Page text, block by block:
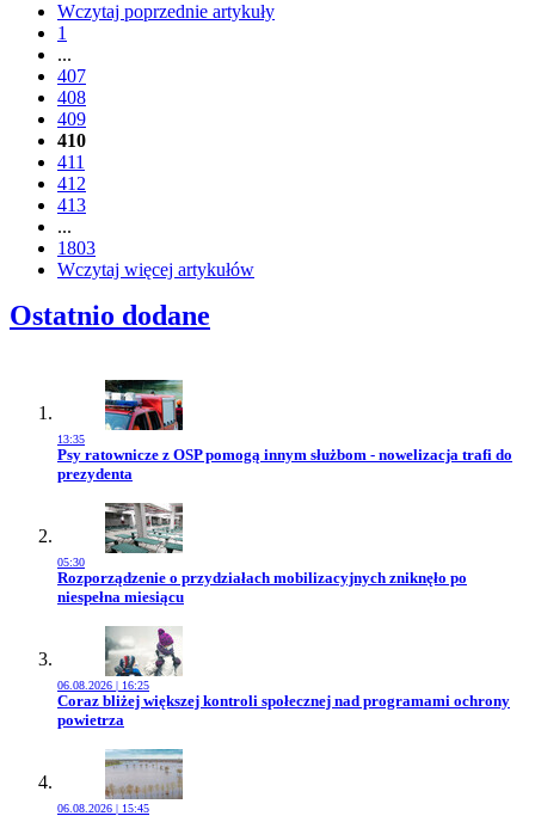
Wczytaj poprzednie artykuły
1
...
407
408
409
410
411
412
413
...
1803
Wczytaj więcej artykułów
Ostatnio dodane
13:35
Przejdź do artykułu:
Psy ratownicze z OSP pomogą innym służbom - nowelizacja trafi do
prezydenta
05:30
Przejdź do artykułu:
Rozporządzenie o przydziałach mobilizacyjnych zniknęło po
niespełna miesiącu
06.08.2026 | 16:25
Przejdź do artykułu:
Coraz bliżej większej kontroli społecznej nad programami ochrony
powietrza
06.08.2026 | 15:45